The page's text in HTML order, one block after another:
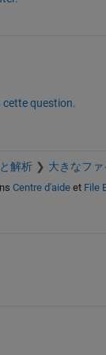
cette question.
解析 大きなフ
Centre d'aideet File